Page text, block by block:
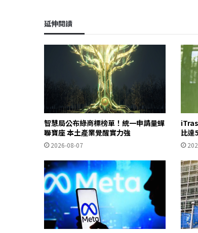
延伸閱讀
智慧局公布綠商標榜單！統一申請量蟬
聯寶座 本土產業覺醒實力強
2026-08-07
比達